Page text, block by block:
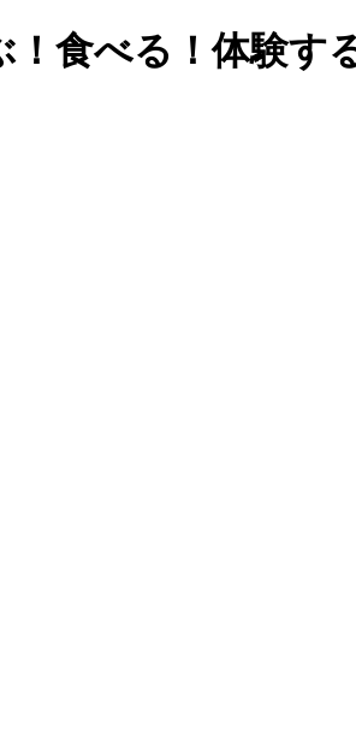
食べる！体験す